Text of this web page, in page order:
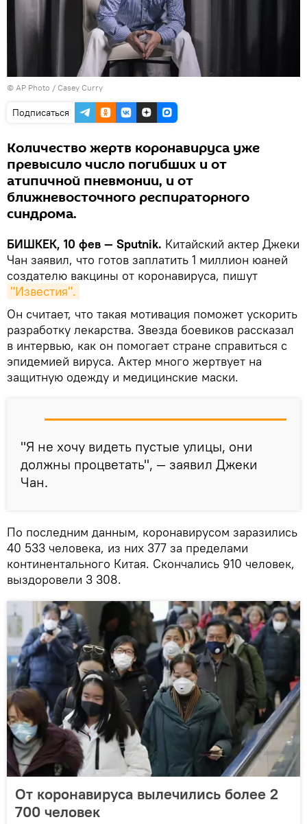
© AP Photo / Casey Curry
Подписаться
Количество жертв коронавируса уже
превысило число погибших и от
атипичной пневмонии, и от
ближневосточного респираторного
синдрома.
БИШКЕК, 10 фев — Sputnik. Китайский актер Джеки
Чан заявил, что готов заплатить 1 миллион юаней
создателю вакцины от коронавируса, пишут
"Известия".
Он считает, что такая мотивация поможет ускорить
разработку лекарства. Звезда боевиков рассказал
в интервью, как он помогает стране справиться с
эпидемией вируса. Актер много жертвует на
защитную одежду и медицинские маски.
"Я не хочу видеть пустые улицы, они
должны процветать", — заявил Джеки
Чан.
По последним данным, коронавирусом заразились
40 533 человека, из них 377 за пределами
континентального Китая. Скончались 910 человек,
выздоровели 3 308.
От коронавируса вылечились более 2
700 человек